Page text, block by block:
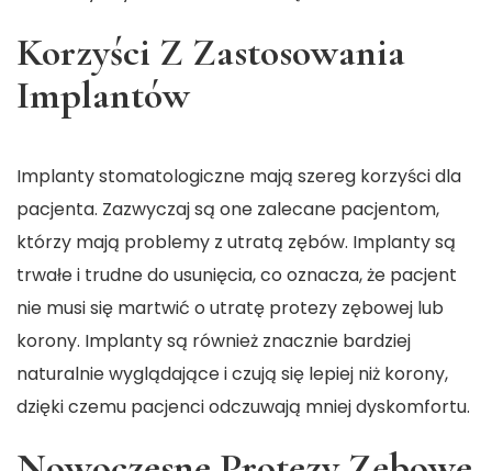
Korzyści Z Zastosowania
Implantów
Implanty stomatologiczne mają szereg korzyści dla
pacjenta. Zazwyczaj są one zalecane pacjentom,
którzy mają problemy z utratą zębów. Implanty są
trwałe i trudne do usunięcia, co oznacza, że pacjent
nie musi się martwić o utratę protezy zębowej lub
korony. Implanty są również znacznie bardziej
naturalnie wyglądające i czują się lepiej niż korony,
dzięki czemu pacjenci odczuwają mniej dyskomfortu.